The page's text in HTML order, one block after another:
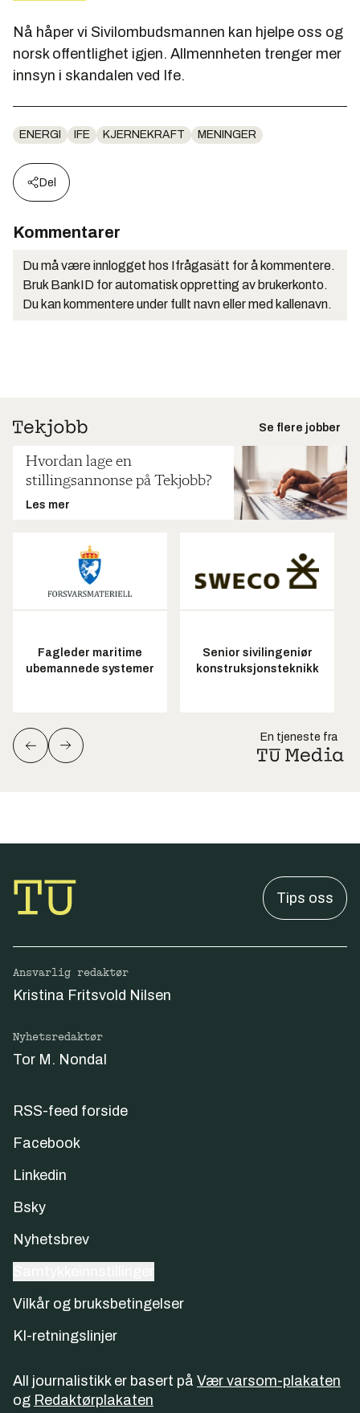
Nå håper vi Sivilombudsmannen kan hjelpe oss og
norsk offentlighet igjen. Allmennheten trenger mer
innsyn i skandalen ved Ife.
ENERGI IFE KJERNEKRAFT MENINGER
Del
Kommentarer
Du må være innlogget hos Ifrågasätt for å kommentere.
Bruk BankID for automatisk oppretting av brukerkonto.
Du kan kommentere under fullt navn eller med kallenavn.
Se flere jobber
Hvordan lage en
stillingsannonse på Tekjobb?
Les mer
Fagleder maritime
ubemannede systemer
Senior sivilingeniør
konstruksjonsteknikk
En tjeneste fra
Tips oss
Ansvarlig redaktør
Kristina Fritsvold Nilsen
Nyhetsredaktør
Tor M. Nondal
RSS-feed forside
Facebook
Linkedin
Bsky
Nyhetsbrev
Vilkår og bruksbetingelser
KI-retningslinjer
All journalistikk er basert på Vær varsom-plakaten
og Redaktørplakaten